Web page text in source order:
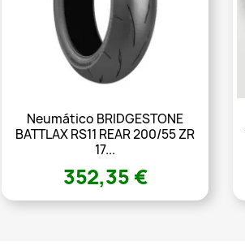
Neumático BRIDGESTONE
BATTLAX RS11 REAR 200/55 ZR
17...
352,35 €